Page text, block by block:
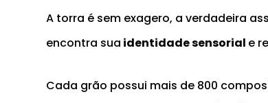
A torra é sem exagero, a verdadeira
encontra sua identidade sensorial e
Cada grão possui mais de 800